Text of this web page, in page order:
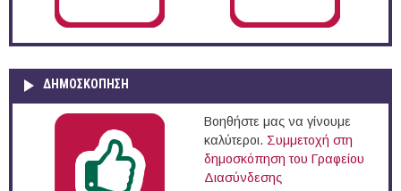
ΔΗΜΟΣΚΌΠΗΣΗ
Βοηθήστε μας να γίνουμε
καλύτεροι. Συμμετοχή στη
δημοσκόπηση του Γραφείου
Διασύνδεσης